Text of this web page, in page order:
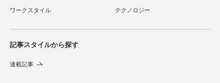
ワークスタイル テクノロジー
記事スタイルから探す
連載記事